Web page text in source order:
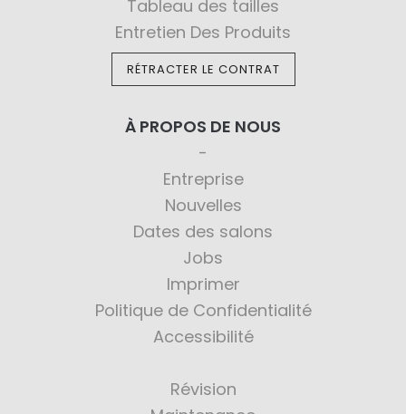
Tableau des tailles
Entretien Des Produits
RÉTRACTER LE CONTRAT
À PROPOS DE NOUS
Entreprise
Nouvelles
Dates des salons
Jobs
Imprimer
Politique de Confidentialité
Accessibilité
Révision